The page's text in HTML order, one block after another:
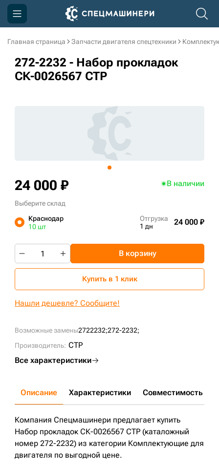
Главная страница Запчасти двигателя спецтехники
272-2232 - Набор прокладок
СК-0026567 CTP
Возможные замены2722232;272-2232;
Производитель: CTP
Все характеристики
24 000 ₽ В наличии
Выберите склад
Краснодар
10 шт
Отгрузка
1 дн
24 000 ₽
В корзину
Купить в 1 клик
Нашли дешевле? Сообщите!
Описание Характеристики Совместимость
Компания Спецмашинери предлагает купить
Набор прокладок СК-0026567 CTP (каталожный
номер 272-2232) из категории Комплектующие для
двигателя по выгодной цене.
Компания
Акции
sksale@skdst.ru
+7 (499) 394-50-93